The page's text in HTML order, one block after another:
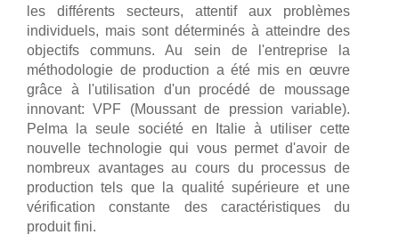
les différents secteurs, attentif aux problèmes
individuels, mais sont déterminés à atteindre des
objectifs communs. Au sein de l'entreprise la
méthodologie de production a été mis en œuvre
grâce à l'utilisation d'un procédé de moussage
innovant: VPF (Moussant de pression variable).
Pelma la seule société en Italie à utiliser cette
nouvelle technologie qui vous permet d'avoir de
nombreux avantages au cours du processus de
production tels que la qualité supérieure et une
vérification constante des caractéristiques du
produit fini.